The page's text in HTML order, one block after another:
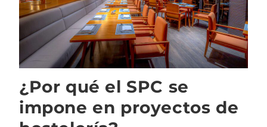
¿Por qué el SPC se
impone en proyectos de